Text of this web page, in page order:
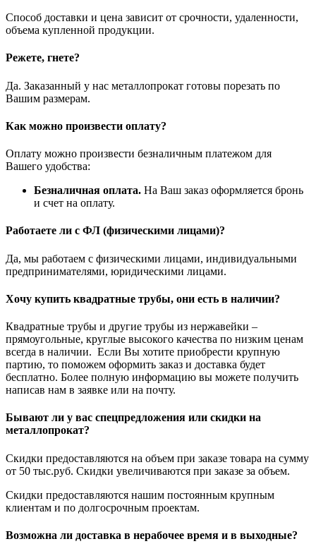
Способ доставки и цена зависит от срочности, удаленности,
объема купленной продукции.
Режете, гнете?
Да. Заказанный у нас металлопрокат готовы порезать по
Вашим размерам.
Как можно произвести оплату?
Оплату можно произвести безналичным платежом для
Вашего удобства:
Безналичная оплата. На Ваш заказ оформляется бронь
и счет на оплату.
Работаете ли с ФЛ (физическими лицами)?
Да, мы работаем с физическими лицами, индивидуальными
предпринимателями, юридическими лицами.
Хочу купить квадратные трубы, они есть в наличии?
Квадратные трубы и другие трубы из нержавейки –
прямоугольные, круглые высокого качества по низким ценам
всегда в наличии. Если Вы хотите приобрести крупную
партию, то поможем оформить заказ и доставка будет
бесплатно. Более полную информацию вы можете получить
написав нам в заявке или на почту.
Бывают ли у вас спецпредложения или скидки на
металлопрокат?
Скидки предоставляются на объем при заказе товара на сумму
от 50 тыс.руб. Скидки увеличиваются при заказе за объем.
Скидки предоставляются нашим постоянным крупным
клиентам и по долгосрочным проектам.
Возможна ли доставка в нерабочее время и в выходные?